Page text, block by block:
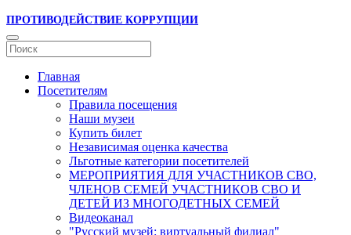
ПРОТИВОДЕЙСТВИЕ КОРРУПЦИИ
Главная
Посетителям
Правила посещения
Наши музеи
Купить билет
Независимая оценка качества
Льготные категории посетителей
МЕРОПРИЯТИЯ ДЛЯ УЧАСТНИКОВ СВО,
ЧЛЕНОВ СЕМЕЙ УЧАСТНИКОВ СВО И
ДЕТЕЙ ИЗ МНОГОДЕТНЫХ СЕМЕЙ
Видеоканал
"Русский музей: виртуальный филиал"